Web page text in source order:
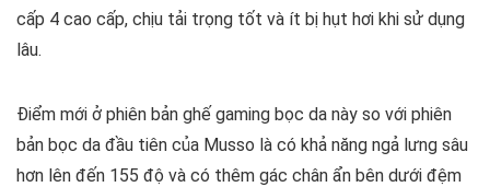
cấp 4 cao cấp, chịu tải trọng tốt và ít bị hụt hơi khi sử dụng
lâu.
Điểm mới ở phiên bản ghế gaming bọc da này so với phiên
bản bọc da đầu tiên của Musso là có khả năng ngả lưng sâu
hơn lên đến 155 độ và có thêm gác chân ẩn bên dưới đệm